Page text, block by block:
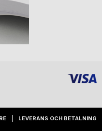
LEVERANS OCH BETALNING